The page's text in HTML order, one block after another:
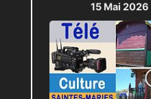
15 Mai 2026